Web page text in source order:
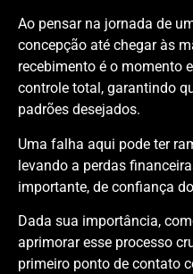
Ao pensar na jornada de
concepção até chegar às
recebimento é o momento
controle total, garantindo
padrões desejados.
Uma falha aqui pode ter
levando a perdas
importante, de confiança
Dada sua importância,
aprimorar esse processo
primeiro ponto de contato